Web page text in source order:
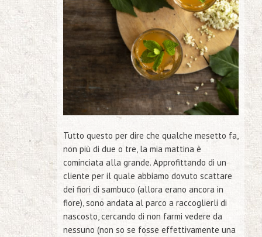
Tutto questo per dire che qualche mesetto fa,
non più di due o tre, la mia mattina è
cominciata alla grande. Approfittando di un
cliente per il quale abbiamo dovuto scattare
dei fiori di sambuco (allora erano ancora in
fiore), sono andata al parco a raccoglierli di
nascosto, cercando di non farmi vedere da
nessuno (non so se fosse effettivamente una